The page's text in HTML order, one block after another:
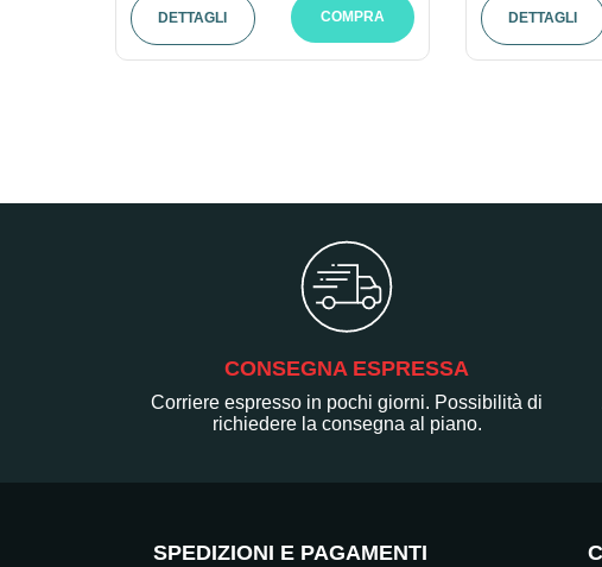
DETTAGLI COMPRA DETTAGLI
CONSEGNA ESPRESSA
Corriere espresso in pochi giorni. Possibilità di
richiedere la consegna al piano.
SPEDIZIONI E PAGAMENTI